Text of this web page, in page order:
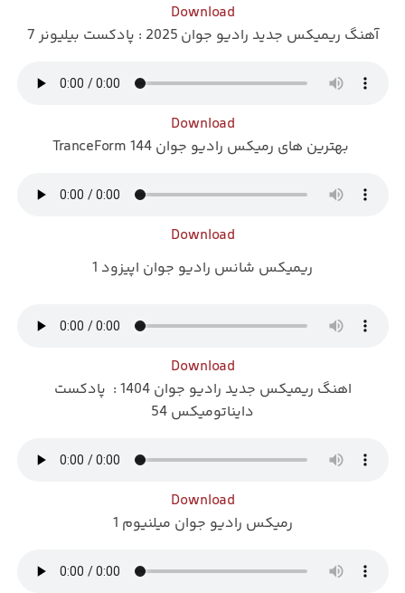
Download
آهنگ ریمیکس جدید رادیو جوان 2025 : پادکست بیلیونر 7
Download
بهترین های رمیکس رادیو جوان TranceForm 144
Download
ریمیکس شانس رادیو جوان اپیزود 1
Download
اهنگ ریمیکس جدید رادیو جوان 1404 : پادکست
دایناتومیکس 54
Download
رمیکس رادیو جوان میلنیوم 1